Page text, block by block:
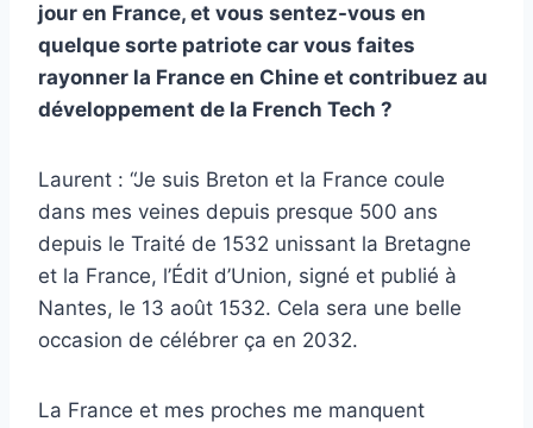
jour en France, et vous sentez-vous en
quelque sorte patriote car vous faites
rayonner la France en Chine et contribuez au
développement de la French Tech ?
Laurent : “Je suis Breton et la France coule
dans mes veines depuis presque 500 ans
depuis le Traité de 1532 unissant la Bretagne
et la France, l’Édit d’Union, signé et publié à
Nantes, le 13 août 1532. Cela sera une belle
occasion de célébrer ça en 2032.
La France et mes proches me manquent